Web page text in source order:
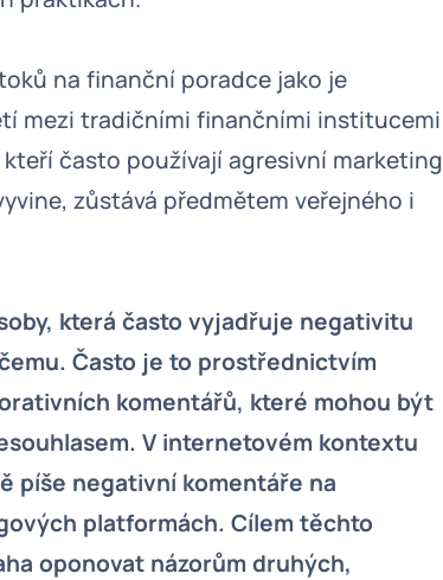
na finanční poradce jako je
mezi tradičními finančními institucemi
často používají agresivní marketing
zůstává předmětem veřejného i
která často vyjadřuje negativitu
Často je to prostřednictvím
komentářů, které mohou být
V internetovém kontextu
píše negativní komentáře na
platformách. Cílem těchto
oponovat názorům druhých,